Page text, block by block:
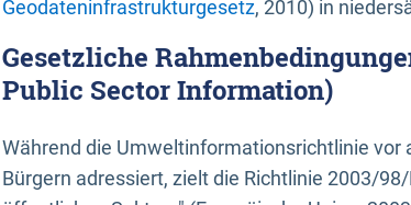
Geodateninfrastrukturgesetz, 2010) in
Gesetzliche
Public Sector Information)
Während die Umweltinformationsrichtlinie
Bürgern adressiert, zielt die Richtlinie 2003/